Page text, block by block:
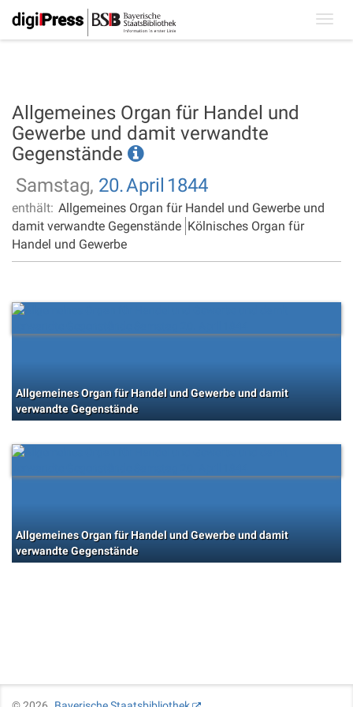
Allgemeines Organ für Handel und
Gewerbe und damit verwandte
Gegenstände
Samstag, 20.April 1844
enthält: Allgemeines Organ für Handel und Gewerbe und
damit verwandte Gegenstände Kölnisches Organ für
Handel und Gewerbe
Allgemeines Organ für Handel und Gewerbe und damit
verwandte Gegenstände
Allgemeines Organ für Handel und Gewerbe und damit
verwandte Gegenstände